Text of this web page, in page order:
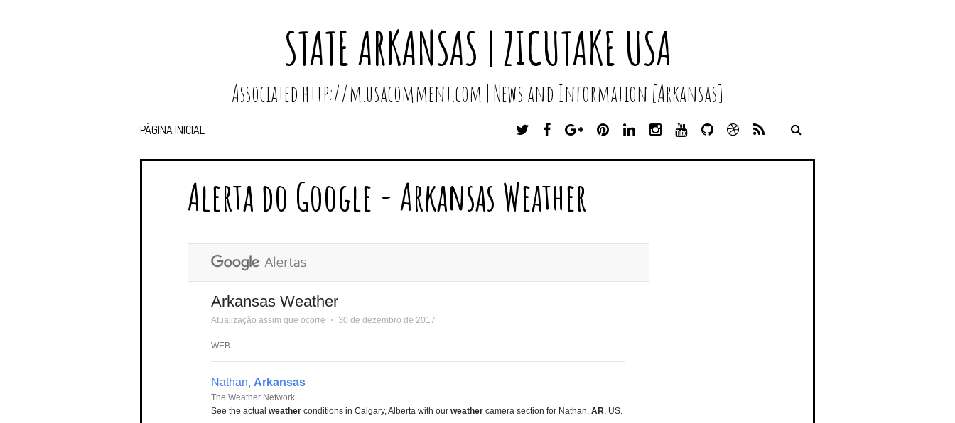
STATE ARKANSAS | ZICUTAKE USA
Associated http://m.usacomment.com | News and Information [Arkansas]
PÁGINA INICIAL
T
I
T
E
R
F
C
B
O
G
O
U
P
N
T
L
N
S
Y
U
G
T
D
I
S
Alerta do Google - Arkansas Weather
Arkansas Weather
Atualização assim que ocorre ⋅ 30 de dezembro de 2017
WEB
Nathan, Arkansas
The Weather Network
See the actual weather conditions in Calgary, Alberta with our weather camera section for Nathan, AR, US.